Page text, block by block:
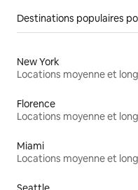
Destinations populaires
New York
Florence
Miami